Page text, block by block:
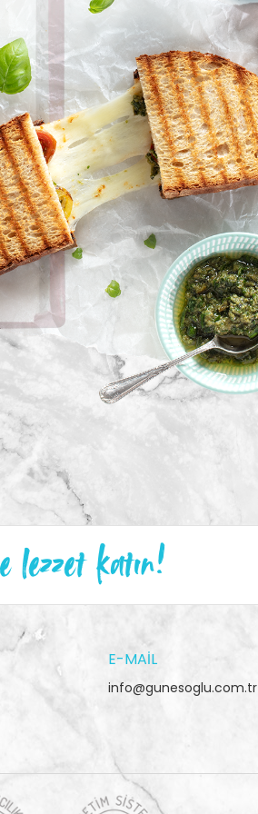
lezzet katın!
E-MAIL
info@gunesoglu.com.tr